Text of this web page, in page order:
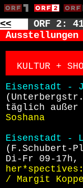
<< ORF 2:
Ausstellungen
KULTUR +
Eisenstadt -
täglich außer
Eisenstadt -
(F.Schubert-
Di-Fr 09-17h,
her*spectives:
/ Margit